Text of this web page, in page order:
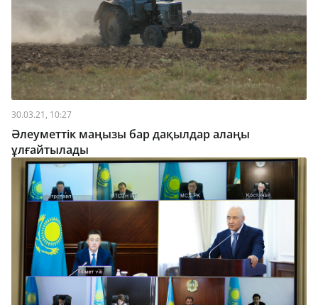
30.03.21, 10:27
Әлеуметтік маңызы бар дақылдар алаңы
ұлғайтылады